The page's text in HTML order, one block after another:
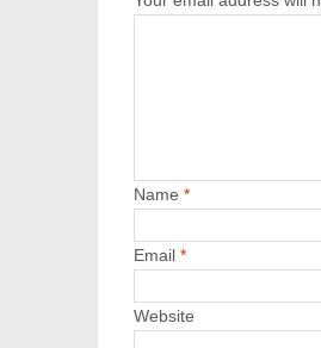
Name *
Email *
Website